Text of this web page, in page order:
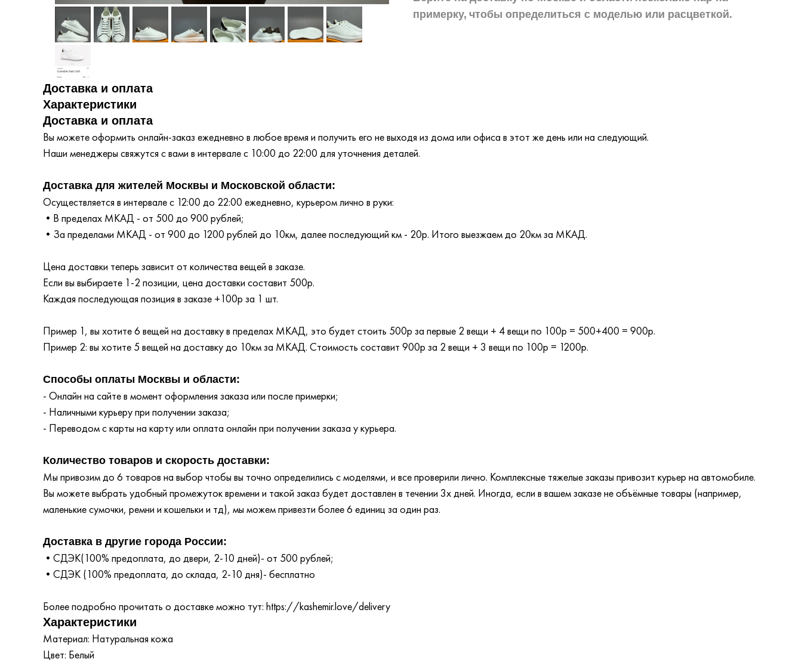
примерку, чтобы определиться с моделью или расцветкой.
Доставка и оплата
Характеристики
Доставка и оплата
Вы можете оформить онлайн-заказ ежедневно в любое время и получить его не выходя из дома или офиса в этот же день или на следующий.
Наши менеджеры свяжутся с вами в интервале с 10:00 до 22:00 для уточнения деталей.
Доставка для жителей Москвы и Московской области:
Осуществляется в интервале с 12:00 до 22:00 ежедневно, курьером лично в руки:
•В пределах МКАД - от 500 до 900 рублей;
•За пределами МКАД - от 900 до 1200 рублей до 10км, далее последующий км - 20р. Итого выезжаем до 20км за МКАД.
Цена доставки теперь зависит от количества вещей в заказе.
Если вы выбираете 1-2 позиции, цена доставки составит 500р.
Каждая последующая позиция в заказе +100р за 1 шт.
Пример 1, вы хотите 6 вещей на доставку в пределах МКАД, это будет стоить 500р за первые 2 вещи + 4 вещи по 100р = 500+400 = 900р.
Пример 2: вы хотите 5 вещей на доставку до 10км за МКАД. Стоимость составит 900р за 2 вещи + 3 вещи по 100р = 1200р.
Способы оплаты Москвы и области:
- Онлайн на сайте в момент оформления заказа или после примерки;
- Наличными курьеру при получении заказа;
- Переводом с карты на карту или оплата онлайн при получении заказа у курьера.
Количество товаров и скорость доставки:
Мы привозим до 6 товаров на выбор чтобы вы точно определились с моделями, и все проверили лично. Комплексные тяжелые заказы привозит курьер на автомобиле.
Вы можете выбрать удобный промежуток времени и такой заказ будет доставлен в течении 3х дней. Иногда, если в вашем заказе не объёмные товары (например,
маленькие сумочки, ремни и кошельки и тд), мы можем привезти более 6 единиц за один раз.
Доставка в другие города России:
•СДЭК(100% предоплата, до двери, 2-10 дней)- от 500 рублей;
•СДЭК (100% предоплата, до склада, 2-10 дня)- бесплатно
Более подробно прочитать о доставке можно тут: https://kashemir.love/delivery
Характеристики
Материал: Натуральная кожа
Цвет: Белый